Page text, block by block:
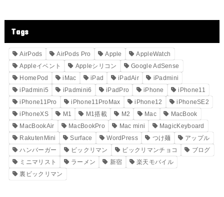
Tags
AirPods AirPods Pro Apple
AppleWatch
Appleイベント
Appleシリコン
Google AdSense
HomePod
iMac iPad iPadAir
iPadmini
iPadmini5
iPadmini6 iPadPro iPhone
iPhone11
iPhone11Pro
iPhone11ProMax iPhone12
iPhoneSE2
iPhoneXS
M1 M1搭載 M2 Mac
MacBook
MacBookAir
MacBookPro Mac mini
MagicKeyboard
RakutenMini
Surface WordPress つけ麺
アップル
ハンバーガー
ビックリマン ビックリマンチョコ
ブログ
ミニマリスト
ラーメン 新宿
楽天モバイル
裏ビックリマン